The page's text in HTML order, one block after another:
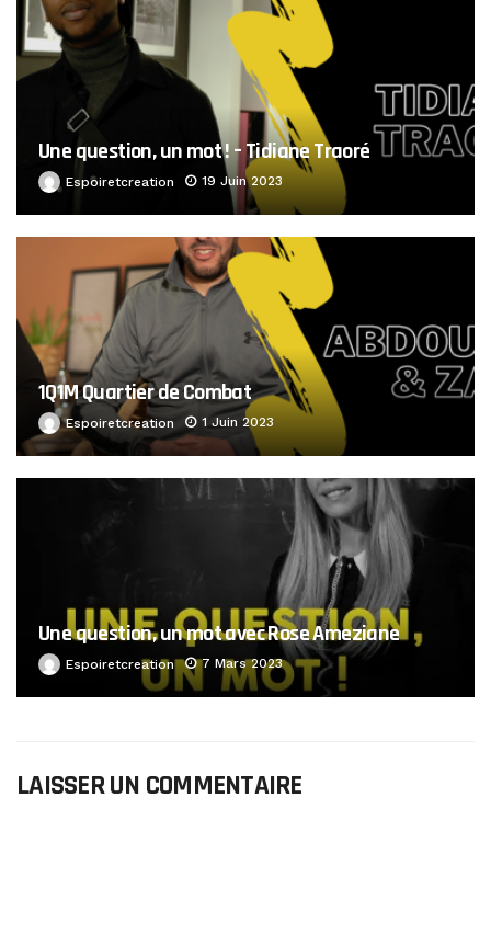
Une question, un mot ! – Tidiane Traoré
Espoiretcreation 19 Juin 2023
1Q1M Quartier de Combat
Espoiretcreation 1 Juin 2023
Une question, un mot avec Rose Ameziane
Espoiretcreation 7 Mars 2023
LAISSER UN COMMENTAIRE